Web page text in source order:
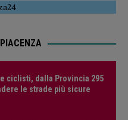
ciclisti, dalla Provincia 295
le strade più sicure